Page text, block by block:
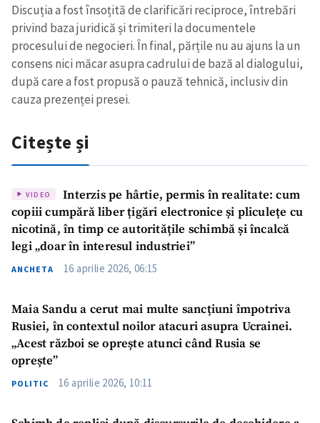
Trimite o informație
Despre ZdG
Discuția a fost însoțită de clarificări reciproce, întrebări
privind baza juridică și trimiteri la documentele
procesului de negocieri. În final, părțile nu au ajuns la un
consens nici măcar asupra cadrului de bază al dialogului,
după care a fost propusă o pauză tehnică, inclusiv din
cauza prezenței presei.
Citește și
VIDEO
Interzis pe hârtie, permis în realitate: cum
copiii cumpără liber țigări electronice și pliculețe cu
nicotină, în timp ce autoritățile schimbă și încalcă
legi „doar în interesul industriei”
ANCHETA 16 aprilie 2026, 06:15
Maia Sandu a cerut mai multe sancțiuni împotriva
Rusiei, în contextul noilor atacuri asupra Ucrainei.
„Acest război se oprește atunci când Rusia se
oprește”
POLITIC 16 aprilie 2026, 10:11